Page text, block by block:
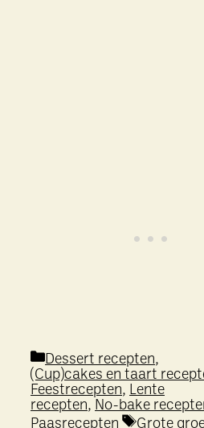
Categorieën
Dessert recepten,
(Cup)cakes en taart
Feestrecepten, Lente
recepten, No-bake
Paasrecepten
Tags
Grote